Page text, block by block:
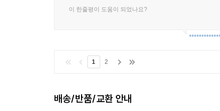
이 한줄평이 도움이 되었나요?
1 2
배송/반품/교환 안내